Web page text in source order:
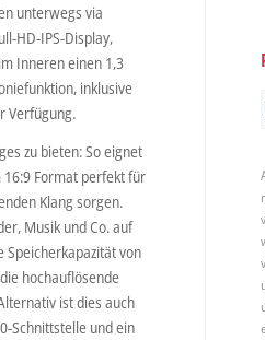
unterwegs via
HD-IPS-Display,
Inneren einen 1,3
inklusive
Verfügung.
zu bieten: So eignet
16:9 Format perfekt für
Klang sorgen.
Musik und Co. auf
Speicherkapazität von
hochauflösende
ist dies auch
Schnittstelle und ein